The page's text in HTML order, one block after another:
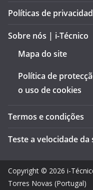
Políticas de
Sobre nós | i-Técnico
Mapa do site
Política de
o uso de cookies
Termos e condições
Teste a velocidade
Copyright © 2026 i-
Torres Novas (Portugal)